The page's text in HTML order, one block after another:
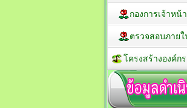
กองการเจ้าหน้
ตรวจสอบภาย
โครงสร้างองค์กร